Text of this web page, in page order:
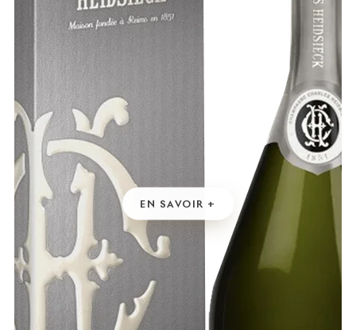
EN SAVOIR +